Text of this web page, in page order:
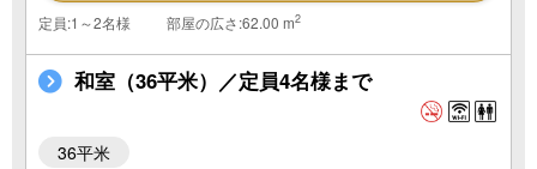
定員:1～2名様 部屋の広さ:62.00 m2
和室（36平米）／定員4名様まで
36平米